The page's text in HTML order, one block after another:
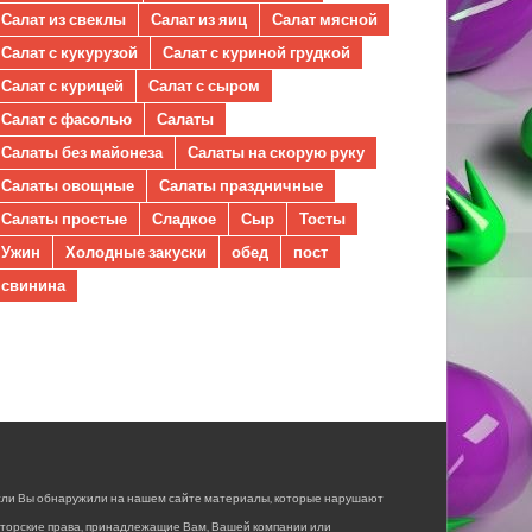
Салат из свеклы Салат из яиц
Салат мясной
Салат с кукурузой
Салат с куриной грудкой
Салат с курицей
Салат с сыром
Салат с фасолью
Салаты
Салаты без майонеза
Салаты на скорую руку
Салаты овощные
Салаты праздничные
Салаты простые
Сладкое Сыр
Тосты
Ужин
Холодные закуски обед
пост
свинина
Вы обнаружили на нашем сайте материалы, которые нарушают
права, принадлежащие Вам, Вашей компании или